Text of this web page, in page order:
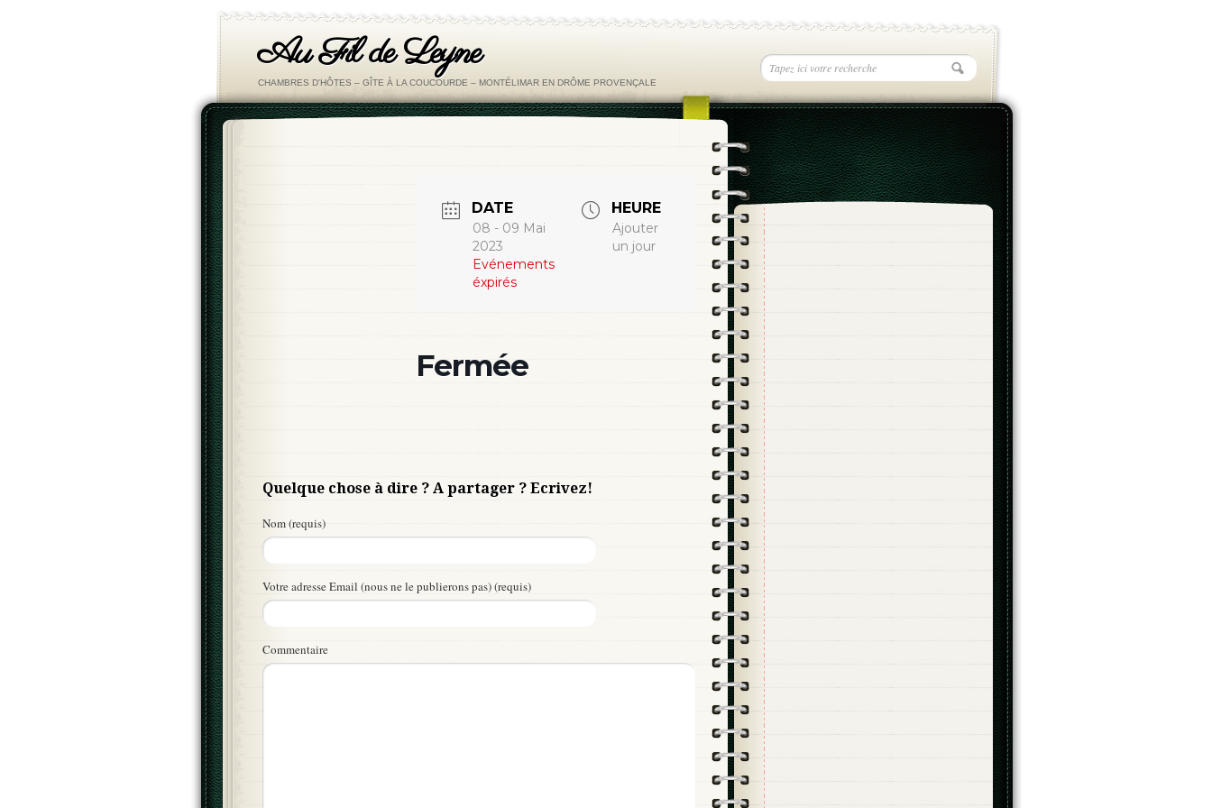
Au Fil de Leyne
CHAMBRES D'HÔTES – GÎTE À LA COUCOURDE – MONTÉLIMAR EN DRÔME PROVENÇALE
DATE
08 - 09 Mai
2023
Evénements
éxpirés
HEURE
Ajouter
un jour
Fermée
Quelque chose à dire ? A partager ? Ecrivez!
Nom (requis)
Votre adresse Email (nous ne le publierons pas) (requis)
Commentaire